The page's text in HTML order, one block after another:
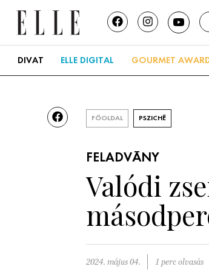
DIVAT ELLE DIGITAL GOURMET
FŐOLDAL PSZICHÉ
FELADVÁNY
Valódi
2024. május 04. 1 perc olvasás